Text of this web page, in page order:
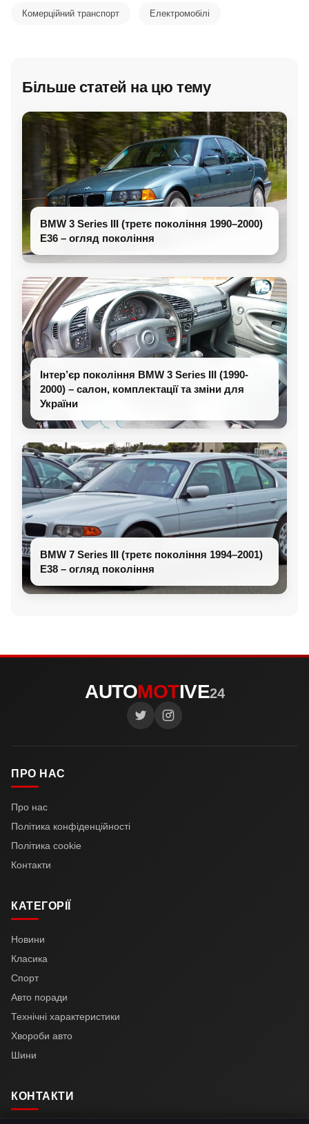
Комерційний транспорт Електромобілі
Більше статей на цю тему
BMW 3 Series III (третє покоління 1990–2000)
E36 – огляд покоління
Інтер’єр покоління BMW 3 Series III (1990-
2000) – салон, комплектації та зміни для
України
BMW 7 Series III (третє покоління 1994–2001)
E38 – огляд покоління
AUTOMOTIVE24
ПРО НАС
Про нас
Політика конфіденційності
Політика cookie
Контакти
КАТЕГОРІЇ
Новини
Класика
Спорт
Авто поради
Технічні характеристики
Хвороби авто
Шини
КОНТАКТИ